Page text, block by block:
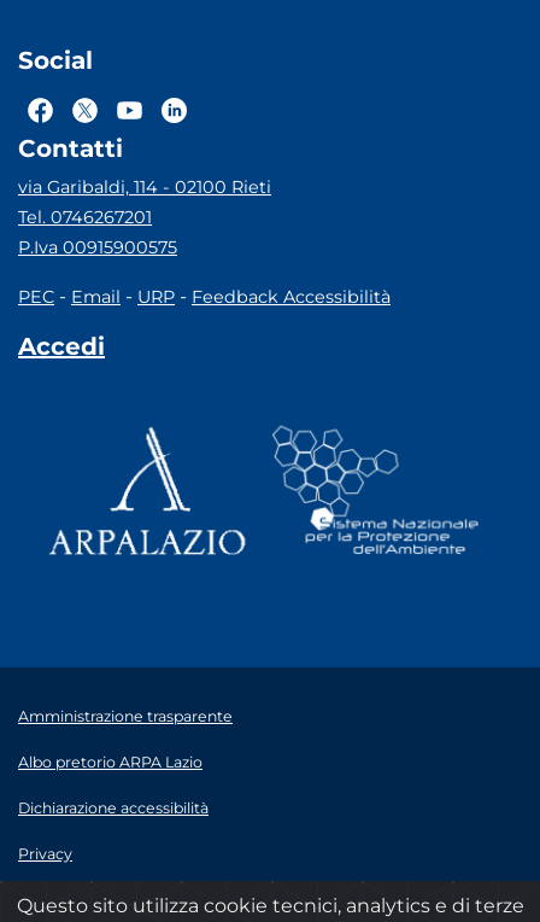
Social
Contatti
via Garibaldi, 114 - 02100 Rieti
Tel. 0746267201
P.Iva 00915900575
PEC - Email - URP - Feedback Accessibilità
Accedi
Amministrazione trasparente
Albo pretorio ARPA Lazio
Dichiarazione accessibilità
Privacy
Note legali
Questo sito utilizza cookie tecnici, analytics e di terze